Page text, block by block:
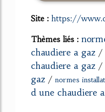
Site : https://
Thèmes liés :
chaudiere a gaz /
chaudiere a gaz /
gaz / normes
d une chaudiere